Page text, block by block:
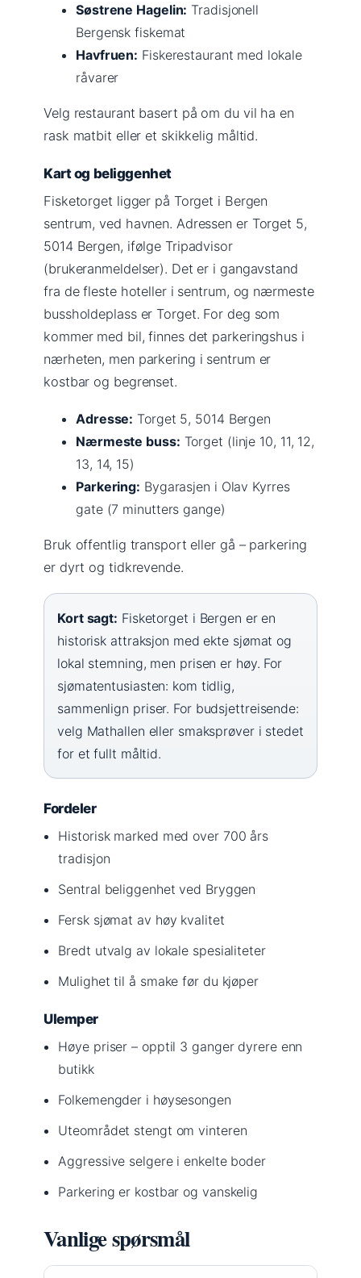
Søstrene Hagelin: Tradisjonell
Bergensk fiskemat
Havfruen: Fiskerestaurant med lokale
råvarer
Velg restaurant basert på om du vil ha en
rask matbit eller et skikkelig måltid.
Kart og beliggenhet
Fisketorget ligger på Torget i Bergen
sentrum, ved havnen. Adressen er Torget 5,
5014 Bergen, ifølge Tripadvisor
(brukeranmeldelser). Det er i gangavstand
fra de fleste hoteller i sentrum, og nærmeste
bussholdeplass er Torget. For deg som
kommer med bil, finnes det parkeringshus i
nærheten, men parkering i sentrum er
kostbar og begrenset.
Adresse: Torget 5, 5014 Bergen
Nærmeste buss: Torget (linje 10, 11, 12,
13, 14, 15)
Parkering: Bygarasjen i Olav Kyrres
gate (7 minutters gange)
Bruk offentlig transport eller gå – parkering
er dyrt og tidkrevende.
Kort sagt: Fisketorget i Bergen er en
historisk attraksjon med ekte sjømat og
lokal stemning, men prisen er høy. For
sjømatentusiasten: kom tidlig,
sammenlign priser. For budsjettreisende:
velg Mathallen eller smaksprøver i stedet
for et fullt måltid.
Fordeler
Historisk marked med over 700 års
tradisjon
Sentral beliggenhet ved Bryggen
Fersk sjømat av høy kvalitet
Bredt utvalg av lokale spesialiteter
Mulighet til å smake før du kjøper
Ulemper
Høye priser – opptil 3 ganger dyrere enn
butikk
Folkemengder i høysesongen
Uteområdet stengt om vinteren
Aggressive selgere i enkelte boder
Parkering er kostbar og vanskelig
Vanlige spørsmål